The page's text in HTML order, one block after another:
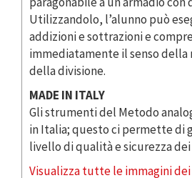
Utilizzandolo, l’alunno può
addizioni e sottrazioni e
immediatamente il senso
della divisione.
MADE IN ITALY
Gli strumenti del Metodo
in Italia; questo ci permette di
livello di qualità e sicurezza
Visualizza tutte le immagini